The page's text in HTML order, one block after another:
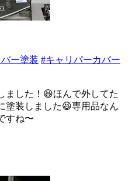
ー塗装 #キャリパーカバー
ました！😆ほんで外してた
塗装しました😆専用品なん
すね〜